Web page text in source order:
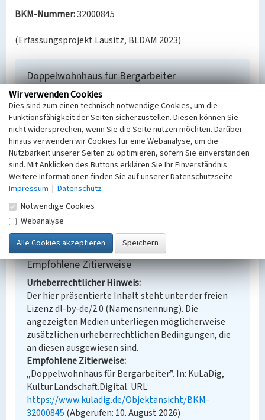
BKM-Nummer:32000845
(Erfassungsprojekt Lausitz, BLDAM 2023)
Doppelwohnhaus für Bergarbeiter
Schlagwörter
Doppelhaus Wohnhaus
Ort
Neiße-Malxetal Groß Kölzig Groß Kölzig
Fachsicht(en)
Denkmalpflege
Erfassungsmaßstab
Keine Angabe
Übernahme aus externer Fachdatenbank
Empfohlene Zitierweise
Urheberrechtlicher Hinweis
Der hier präsentierte Inhalt steht unter der freien
Lizenz dl-by-de/2.0 (Namensnennung). Die
angezeigten Medien unterliegen möglicherweise
zusätzlichen urheberrechtlichen Bedingungen, die
an diesen ausgewiesen sind.
Empfohlene Zitierweise
„Doppelwohnhaus für Bergarbeiter”. In: KuLaDig,
Kultur.Landschaft.Digital. URL:
https://www.kuladig.de/Objektansicht/BKM-
32000845 (Abgerufen: 10. August 2026)
Wir verwenden Cookies
Dies sind zum einen technisch notwendige Cookies, um die
Funktionsfähigkeit der Seiten sicherzustellen. Diesen können Sie
nicht widersprechen, wenn Sie die Seite nutzen möchten. Darüber
hinaus verwenden wir Cookies für eine Webanalyse, um die
Nutzbarkeit unserer Seiten zu optimieren, sofern Sie einverstanden
sind. Mit Anklicken des Buttons erklären Sie Ihr Einverständnis.
Weitere Informationen finden Sie auf unserer Datenschutzseite.
Impressum | Datenschutz
Notwendige Cookies
Webanalyse